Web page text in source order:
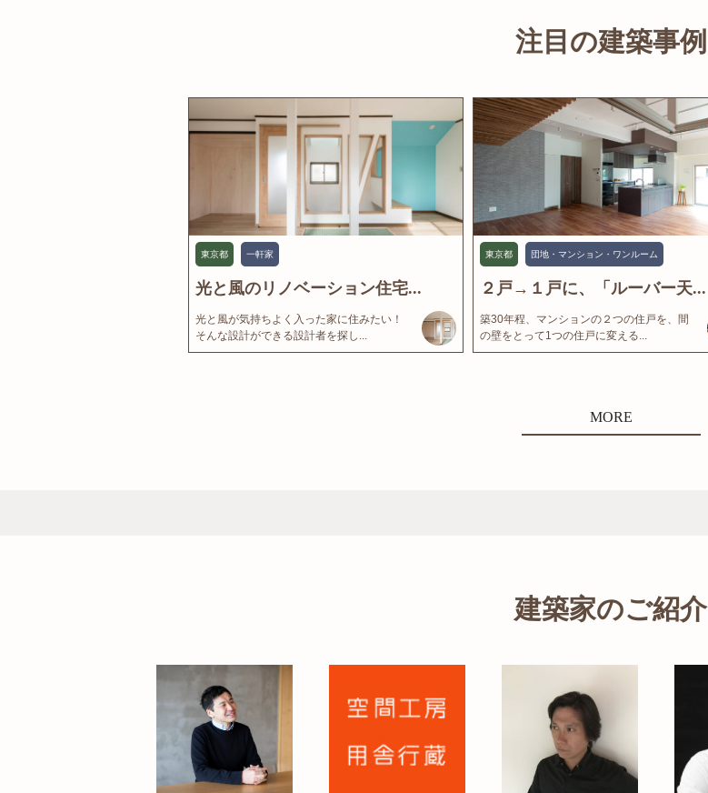
注目の建築事例
東京都 一軒家
光と風のリノベーション住宅...
光と風が気持ちよく入った家に住みたい！
そんな設計ができる設計者を探し...
東京都 団地・マンション・ワンルーム
２戸→１戸に、「ルーバー天...
築30年程、マンションの２つの住戸を、間
の壁をとって1つの住戸に変える...
MORE
建築家のご紹介